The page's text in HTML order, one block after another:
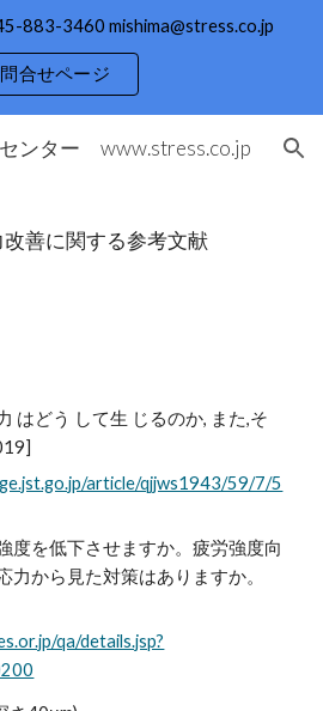
883-3460 mishima@stress.co.jp
問合せページ
ンター www.stress.co.jp
善に関する参考文献
はどう して生 じるのか, また,そ
article/qjjws1943/59/7/5
度を低下させますか。疲労強度向
力から見た対策はありますか。
qa/details.jsp?